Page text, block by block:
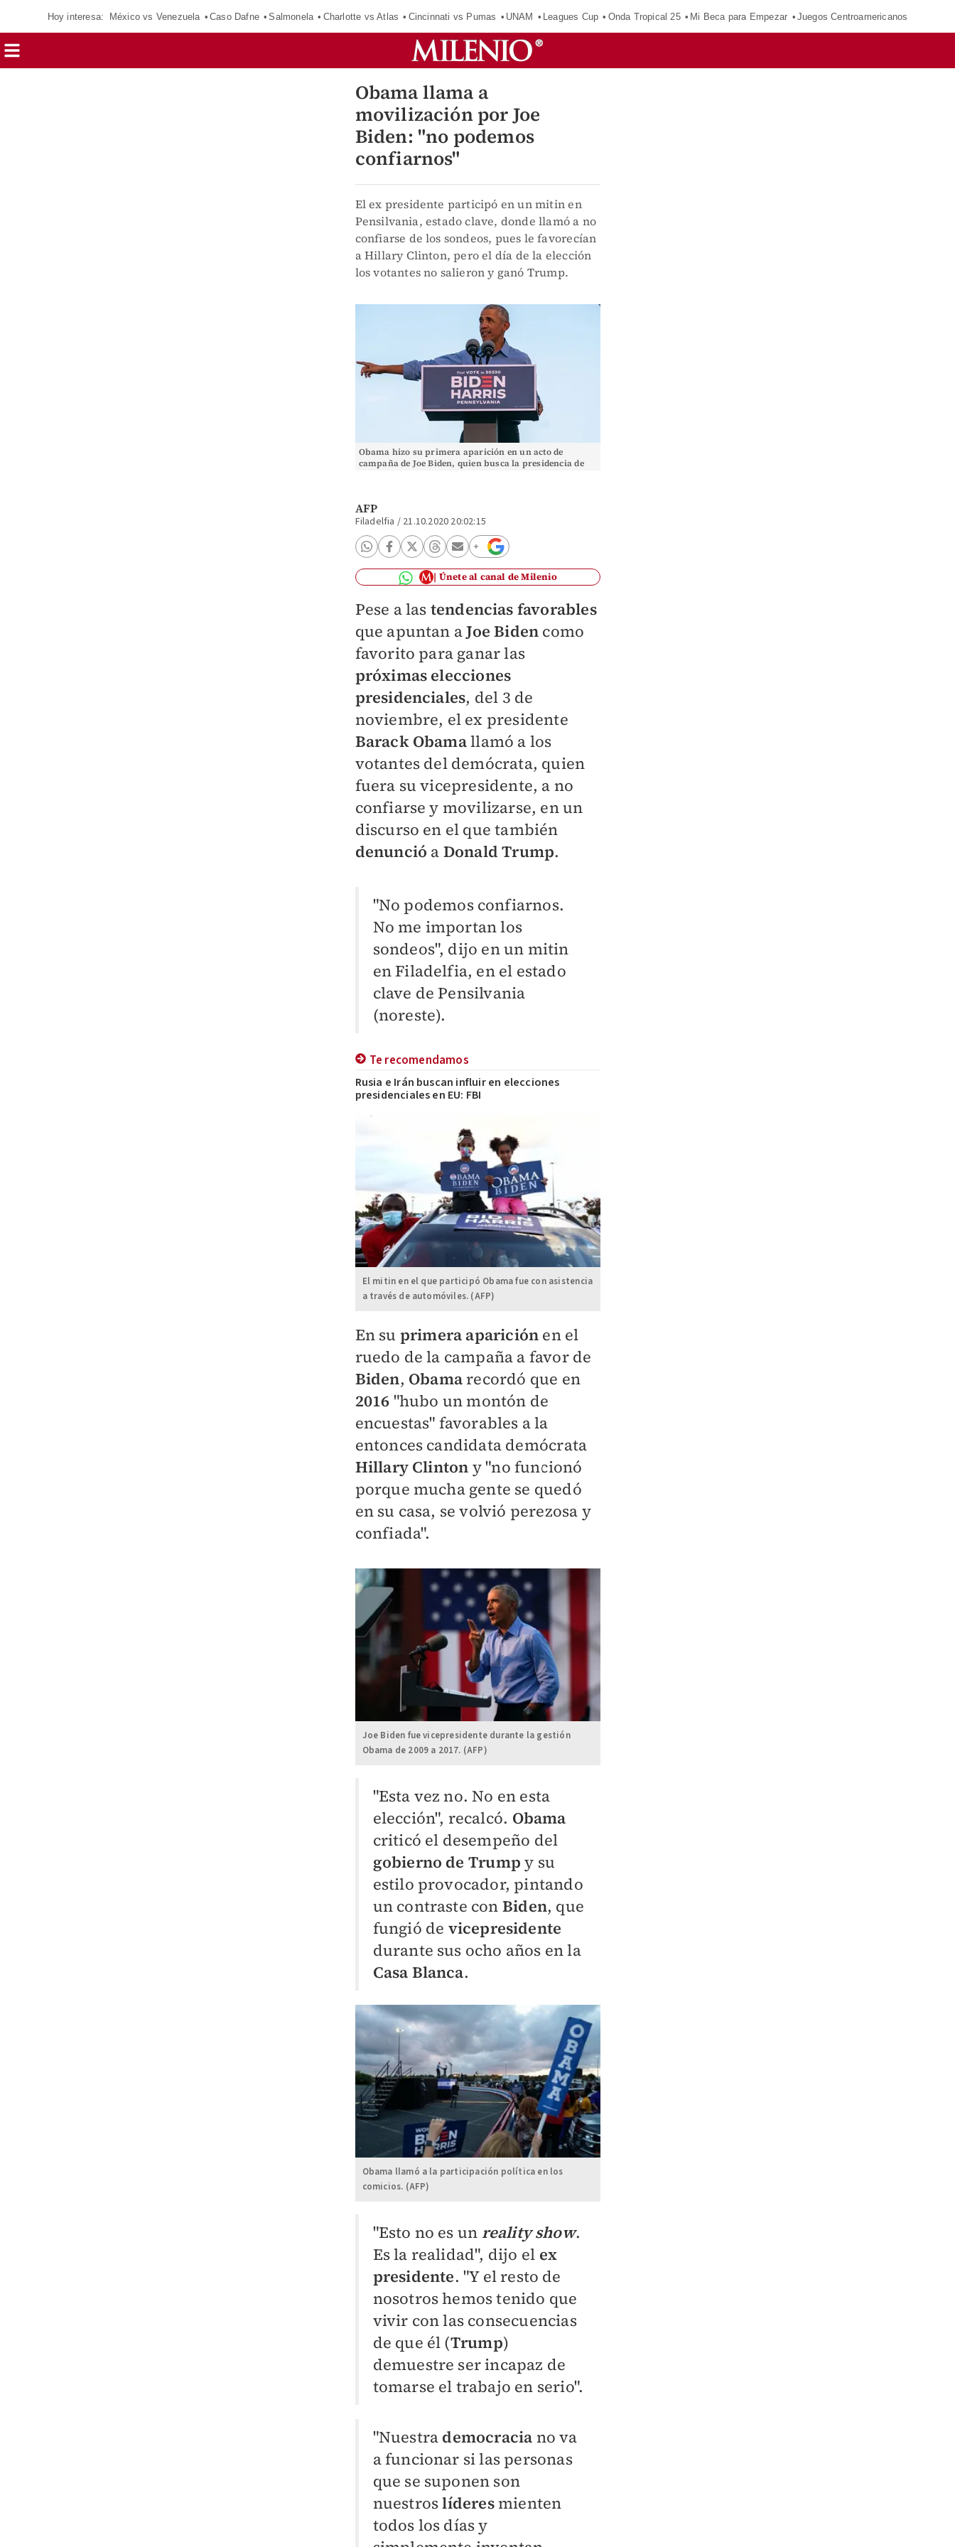
Hoy interesa: México vs Venezuela Caso Dafne Salmonela Charlotte vs Atlas Cincinnati vs Pumas UNAM Leagues Cup Onda Tropical 25 Mi Beca para Empezar Juegos Centroamericanos
Obama llama a
movilización por Joe
Biden: "no podemos
confiarnos"
El ex presidente participó en un mitin en
Pensilvania, estado clave, donde llamó a no
confiarse de los sondeos, pues le favorecían
a Hillary Clinton, pero el día de la elección
los votantes no salieron y ganó Trump.
Obama hizo su primera aparición en un acto de
campaña de Joe Biden, quien busca la presidencia de
AFP
Filadelfia / 21.10.2020 20:02:15
Únete al canal de Milenio
Pese a las tendencias favorables
que apuntan aJoe Biden como
favorito para ganar las
próximas elecciones
presidenciales, del 3 de
noviembre, el ex presidente
Barack Obamallamó a los
votantes del demócrata, quien
fuera su vicepresidente, a no
confiarse y movilizarse, en un
discurso en el que también
denunció a Donald Trump.
"No podemos confiarnos.
No me importan los
sondeos", dijo en un mitin
en Filadelfia, en el estado
clave de Pensilvania
(noreste).
Te recomendamos
Rusia e Irán buscan influir en elecciones
presidenciales en EU: FBI
El mitin en el que participó Obama fue con asistencia
a través de automóviles. (AFP)
En su primera aparición en el
ruedo de la campaña a favor de
Biden, Obamarecordó que en
2016 "hubo un montón de
encuestas" favorables a la
entonces candidata demócrata
Hillary Clinton y "no funcionó
porque mucha gente se quedó
en su casa, se volvió perezosa y
confiada".
Joe Biden fue vicepresidente durante la gestión
Obama de 2009 a 2017. (AFP)
"Esta vez no. No en esta
elección", recalcó. Obama
criticó el desempeño del
gobierno de Trump y su
estilo provocador, pintando
un contraste con Biden, que
fungió de vicepresidente
durante sus ocho años en la
Casa Blanca.
Obama llamó a la participación política en los
comicios. (AFP)
"Esto no es un reality show.
Es la realidad", dijo el ex
presidente. "Y el resto de
nosotros hemos tenido que
vivir con las consecuencias
de que él (Trump)
demuestre ser incapaz de
tomarse el trabajo en serio".
"Nuestra democracia no va
a funcionar si las personas
que se suponen son
nuestroslíderesmienten
todos los días y